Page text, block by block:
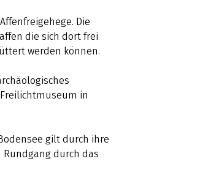
Die
die sich dort frei
werden können.
in
gilt durch ihre
Rundgang durch das